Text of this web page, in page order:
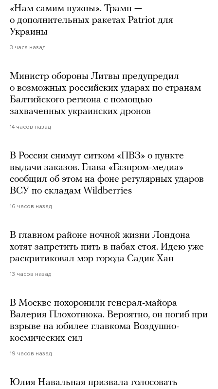
«Нам самим нужны». Трамп —
о дополнительных ракетах Patriot для
Украины
3 часа назад
Министр обороны Литвы предупредил
о возможных российских ударах по странам
Балтийского региона с помощью
захваченных украинских дронов
14 часов назад
В России снимут ситком «ПВЗ» о пункте
выдачи заказов. Глава «Газпром-медиа»
сообщил об этом на фоне регулярных ударов
ВСУ по складам Wildberries
16 часов назад
В главном районе ночной жизни Лондона
хотят запретить пить в пабах стоя. Идею уже
раскритиковал мэр города Садик Хан
13 часов назад
В Москве похоронили генерал-майора
Валерия Плохотнюка. Вероятно, он погиб при
взрыве на юбилее главкома Воздушно-
космических сил
19 часов назад
Юлия Навальная призвала голосовать